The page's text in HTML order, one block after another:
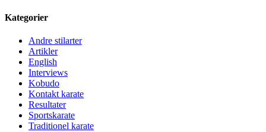
Kategorier
Andre stilarter
Artikler
English
Interviews
Kobudo
Kontakt karate
Resultater
Sportskarate
Traditionel karate